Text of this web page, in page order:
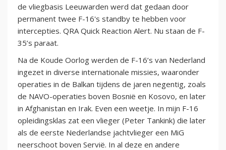
de vliegbasis Leeuwarden werd dat gedaan door
permanent twee F-16's standby te hebben voor
intercepties. QRA Quick Reaction Alert. Nu staan de F-
35’s paraat.
Na de Koude Oorlog werden de F-16’s van Nederland
ingezet in diverse internationale missies, waaronder
operaties in de Balkan tijdens de jaren negentig, zoals
de NAVO-operaties boven Bosnië en Kosovo, en later
in Afghanistan en Irak. Even een weetje. In mijn F-16
opleidingsklas zat een vlieger (Peter Tankink) die later
als de eerste Nederlandse jachtvlieger een MiG
neerschoot boven Servië. In al deze en andere